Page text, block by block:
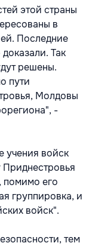
этой страны
в
Последние
Так
решены.
пути
Молдовы
-
учения войск
помимо его
группировка, и
войск".
тем